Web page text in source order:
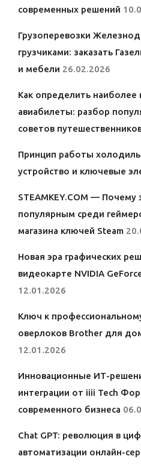
современных решений
Грузоперевозки
грузчиками: заказать
и мебели 26.02.2026
Как определить
авиабилеты: разбор
советов
Принцип работы
устройство и ключевые
STEAMKEY.COM — Почему
популярным среди
магазина ключей Steam
Новая эра графических
видеокарте NVIDIA
12.01.2026
Ключ к
оверлоков Brother для
12.01.2026
Инновационные ИТ-
интеграции от iiii Tech
современного бизнеса
Chat GPT: революция в
автоматизации онлайн-